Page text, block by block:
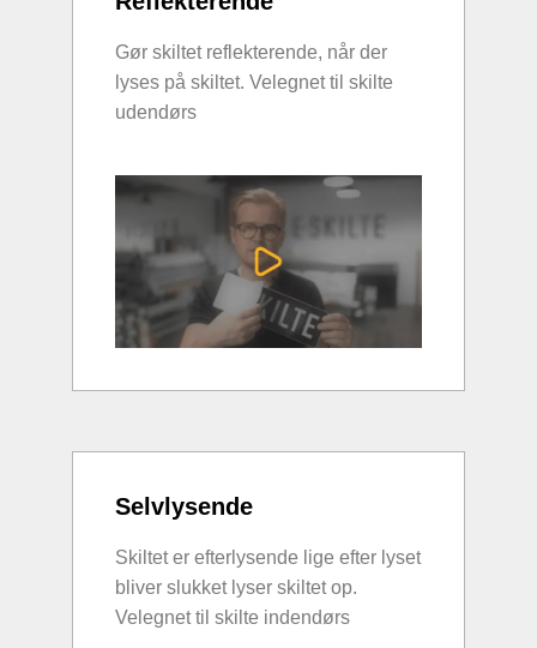
Gør skiltet reflekterende, når der
lyses på skiltet. Velegnet til skilte
udendørs
Selvlysende
Skiltet er efterlysende lige efter lyset
bliver slukket lyser skiltet op.
Velegnet til skilte indendørs